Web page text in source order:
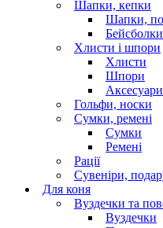
Шапки, кепки
Шапки,
Бейсболки
Хлисти і шпори
Хлисти
Шпори
Аксесуари
Гольфи, носки
Сумки, ремені
Сумки
Ремені
Рації
Сувеніри,
Для коня
Вуздечки та
Вуздечки